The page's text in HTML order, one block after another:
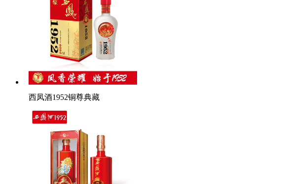
西凤酒1952铜尊典藏